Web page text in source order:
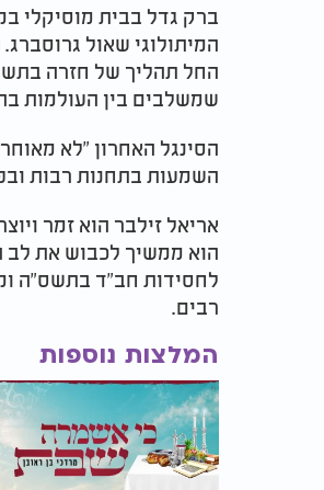
ברק גדל בבית מוסיקלי
שמשלבים בין העולמות
הסינגל האחרון "לא
השמעות בתחנות רבות
אריאל זילבר הוא זמר
הוא ממשיך לכבוש את לב
לחסידות חב"ד בתשס"ה
רבים.
המלצות נוספות